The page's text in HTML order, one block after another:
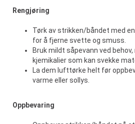
Rengjøring
Tørk av strikken/båndet med
for å fjerne svette og smuss.
Bruk mildt såpevann ved
kjemikalier som kan svekke
La dem lufttørke helt før
varme eller sollys.
Oppbevaring